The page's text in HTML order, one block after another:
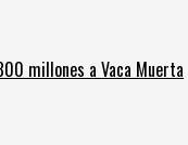
millones a Vaca Muerta